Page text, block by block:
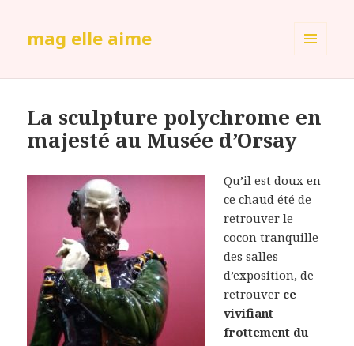
mag elle aime
La sculpture polychrome en
majesté au Musée d’Orsay
Qu’il est doux en
ce chaud été de
retrouver le
cocon tranquille
des salles
d’exposition, de
retrouver ce
vivifiant
frottement du